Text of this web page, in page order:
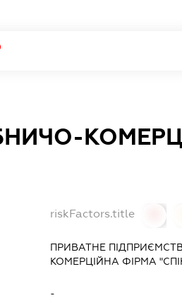
riskFactors.title
ПРИВАТНЕ
КОМЕРЦІЙНА ФІРМА
-